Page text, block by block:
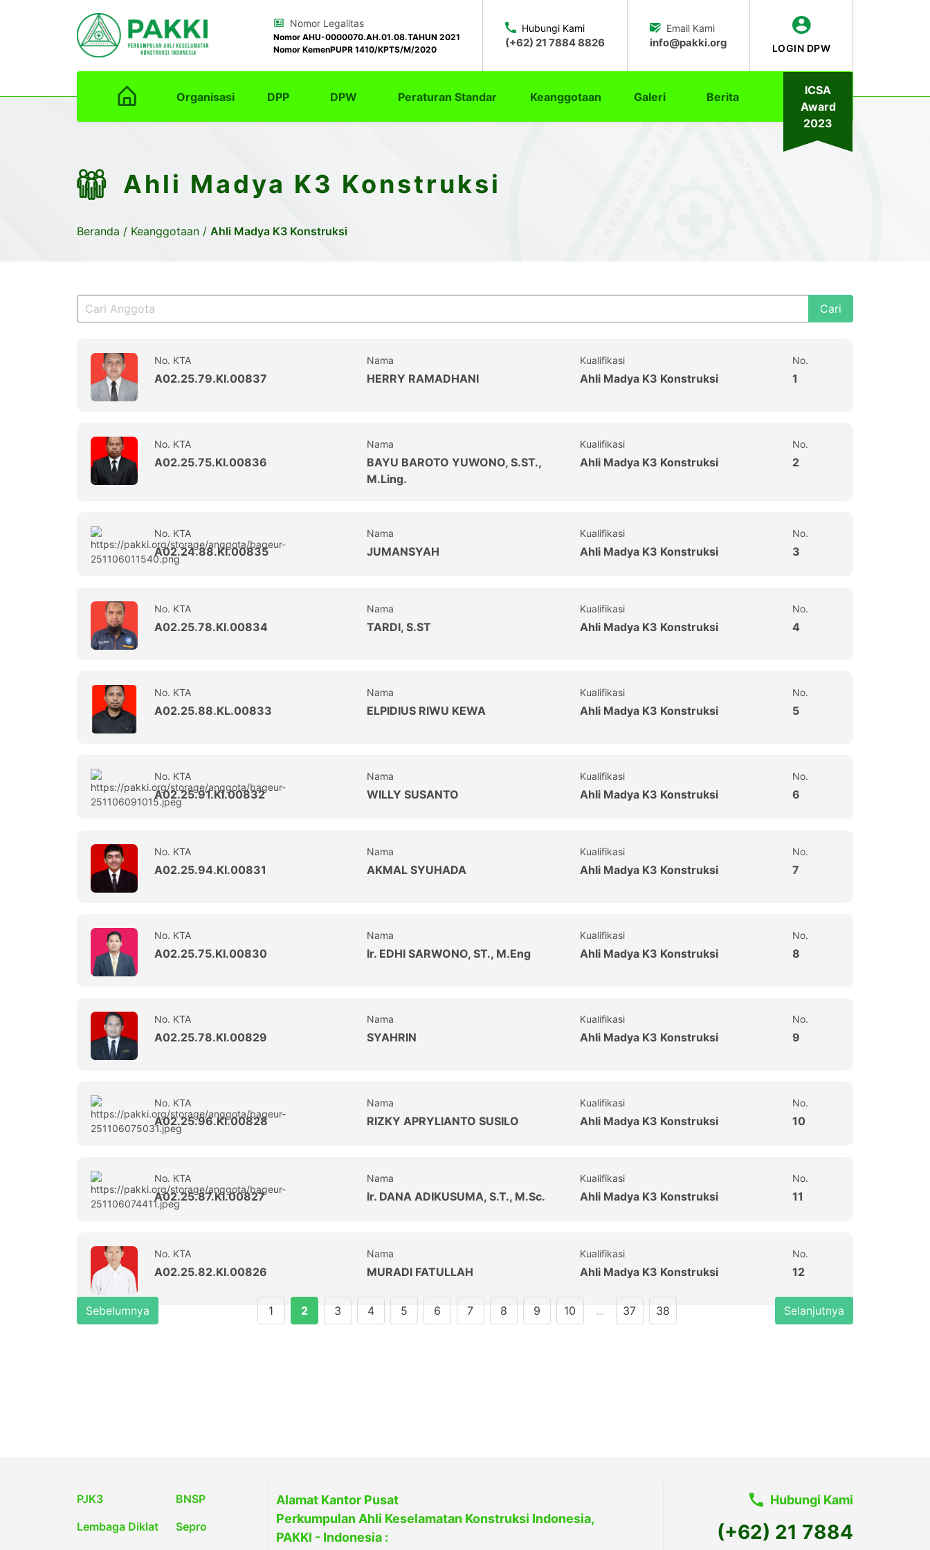
Nomor Legalitas
Nomor AHU-0000070.AH.01.08.TAHUN 2021
Nomor KemenPUPR 1410/KPTS/M/2020
Hubungi Kami
(+62) 21 7884 8826
Email Kami
info@pakki.org LOGIN DPW
Organisasi DPP DPW Peraturan Standar Keanggotaan Galeri Berita
ICSA
Award
2023
Ahli Madya K3 Konstruksi
Beranda / Keanggotaan / Ahli Madya K3 Konstruksi
Cari
No. KTA
A02.25.79.KI.00837
Nama
HERRY RAMADHANI
Kualifikasi
Ahli Madya K3 Konstruksi
No.
1
No. KTA
A02.25.75.KI.00836
Nama
BAYU BAROTO YUWONO, S.ST.,
M.Ling.
Kualifikasi
Ahli Madya K3 Konstruksi
No.
2
No. KTA
A02.24.88.KI.00835
Nama
JUMANSYAH
Kualifikasi
Ahli Madya K3 Konstruksi
No.
3
No. KTA
A02.25.78.KI.00834
Nama
TARDI, S.ST
Kualifikasi
Ahli Madya K3 Konstruksi
No.
4
No. KTA
A02.25.88.KL.00833
Nama
ELPIDIUS RIWU KEWA
Kualifikasi
Ahli Madya K3 Konstruksi
No.
5
No. KTA
A02.25.91.KI.00832
Nama
WILLY SUSANTO
Kualifikasi
Ahli Madya K3 Konstruksi
No.
6
No. KTA
A02.25.94.KI.00831
Nama
AKMAL SYUHADA
Kualifikasi
Ahli Madya K3 Konstruksi
No.
7
No. KTA
A02.25.75.KI.00830
Nama
Ir. EDHI SARWONO, ST., M.Eng
Kualifikasi
Ahli Madya K3 Konstruksi
No.
8
No. KTA
A02.25.78.KI.00829
Nama
SYAHRIN
Kualifikasi
Ahli Madya K3 Konstruksi
No.
9
No. KTA
A02.25.96.KI.00828
Nama
RIZKY APRYLIANTO SUSILO
Kualifikasi
Ahli Madya K3 Konstruksi
No.
10
No. KTA
A02.25.87.KI.00827
Nama
Ir. DANA ADIKUSUMA, S.T., M.Sc.
Kualifikasi
Ahli Madya K3 Konstruksi
No.
11
No. KTA
A02.25.82.KI.00826
Nama
MURADI FATULLAH
Kualifikasi
Ahli Madya K3 Konstruksi
No.
12
Sebelumnya Selanjutnya
1 2 3 4 5 6 7 8 9 10 ... 37 38
PJK3
Lembaga Diklat
BNSP
Sepro
Alamat Kantor Pusat
Perkumpulan Ahli Keselamatan Konstruksi Indonesia,
PAKKI - Indonesia :
Hubungi Kami
(+62) 21 7884